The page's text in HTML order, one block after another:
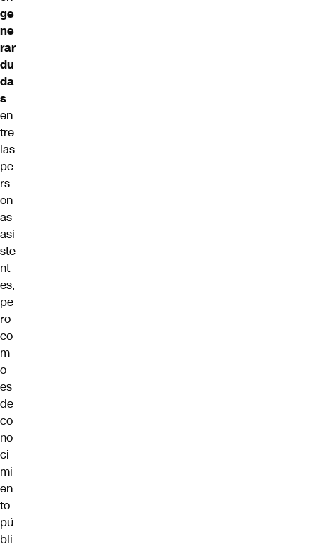
ge
ne
rar
du
da
s
en
tre
las
pe
rs
on
as
asi
ste
nt
es,
pe
ro
co
m
o
es
de
co
no
ci
mi
en
to
pú
bli